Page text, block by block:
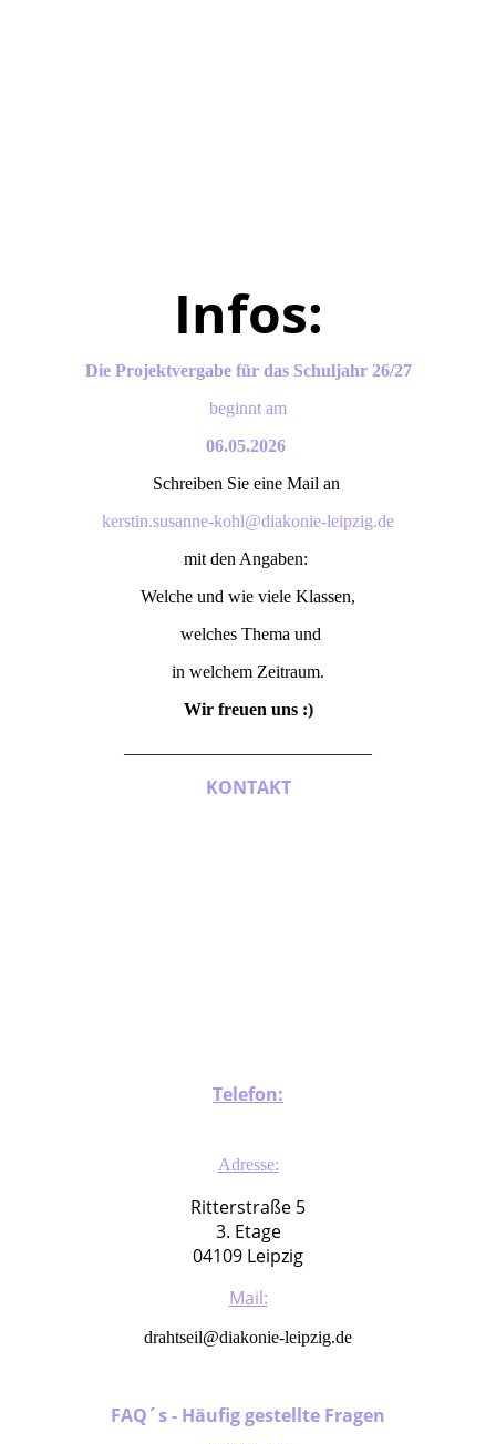
Infos:
Die Projektvergabe für das Schuljahr 26/27
beginnt am
06.05.2026
Schreiben Sie eine Mail an
kerstin.susanne-kohl@diakonie-leipzig.de
mit den Angaben:
Welche und wie viele Klassen,
welches Thema und
in welchem Zeitraum.
Wir freuen uns :)
KONTAKT
Telefon:
Adresse:
Ritterstraße 5
3. Etage
04109 Leipzig
Mail:
drahtseil@diakonie-leipzig.de
FAQ´s - Häufig gestellte Fragen